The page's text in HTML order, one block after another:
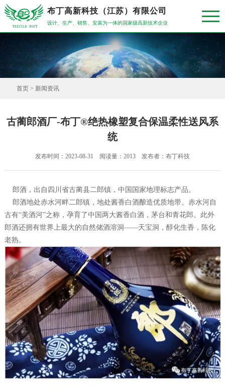
布丁高新科技（江苏）有限公司
设计、生产、销售、安装为一体的国家级高新技术企业
首页> 新闻资讯
古蔺郎酒厂-布丁®绝热橡塑复合保温柔性送风系
统
发布时间：2023-08-31 阅读量：2013 发布者：布丁科技
郎酒，出自四川省古蔺县二郎镇，中国国家地理标志产品。
郎酒地处赤水河畔二郎镇，地处酱香白酒酿造优质地带。赤水河自
古有“美酒河”之称，孕育了中国两大酱香白酒，茅台和青花郎。此外
郎酒还拥有世界上最大的自然储酒溶洞——天宝洞，醇化生香，陈化
老熟。